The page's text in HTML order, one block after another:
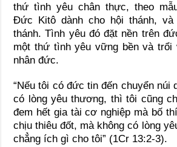
thứ tình yêu chân thực, theo
Đức Kitô dành cho hội thánh,
thánh. Tình yêu đó đặt nền trên
một thứ tình yêu vững bền và trổi
nhân đức.
“Nếu tôi có đức tin đến chuyển núi
có lòng yêu thương, thì tôi cũng
đem hết gia tài cơ nghiệp mà bố
chịu thiêu đốt, mà không có lòng
chẳng ích gì cho tôi” (1Cr 13:2-3).